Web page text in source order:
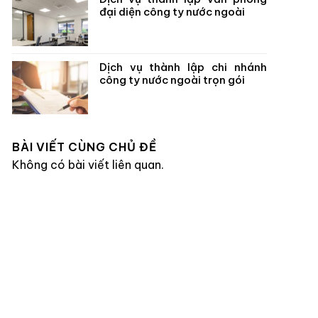
đại diện công ty nước ngoài
Dịch vụ thành lập chi nhánh
công ty nước ngoài trọn gói
BÀI VIẾT CÙNG CHỦ ĐỀ
Không có bài viết liên quan.